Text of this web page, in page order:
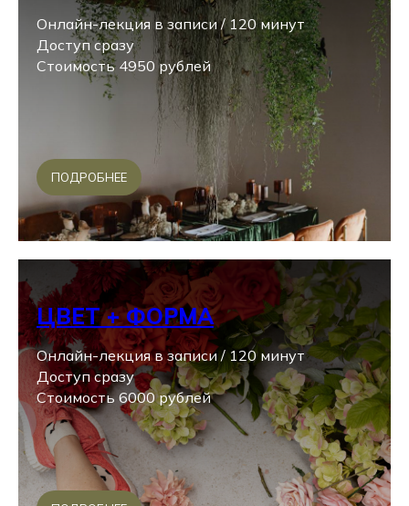
Онлайн-лекция в записи / 120 минут
Доступ сразу
Стоимость 4950 рублей
ПОДРОБНЕЕ
ЦВЕТ + ФОРМА
Онлайн-лекция в записи / 120 минут
Доступ сразу
Стоимость 6000 рублей